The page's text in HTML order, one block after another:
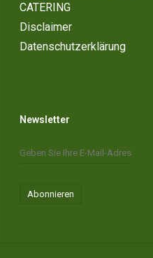
CATERING
Disclaimer
Datenschutzerklärung
Newsletter
Abonnieren